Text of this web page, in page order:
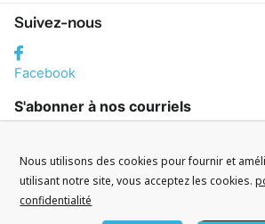
Suivez-nous
Facebook
S'abonner à nos courriels
©2026
Nous utilisons des cookies pour fournir et
utilisant notre site, vous acceptez les cookies.
confidentialité